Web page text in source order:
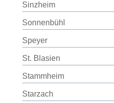
Sinzheim
Sonnenbühl
Speyer
St. Blasien
Stammheim
Starzach